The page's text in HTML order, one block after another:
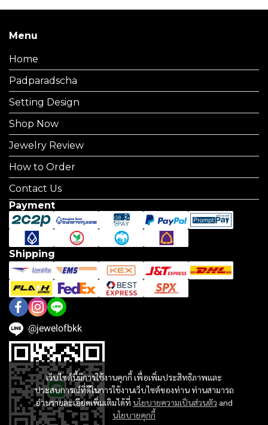
เว็บไซต์นี้มีการใช้งานคุกกี้ เพื่อเพิ่มประสิทธิภาพและ
ประสบการณ์ที่ดีในการใช้งานเว็บไซต์ของท่าน ท่านสามารถ
อ่านรายละเอียดเพิ่มเติมได้ที่ นโยบายความเป็นส่วนตัว and
นโยบายคุกกี้
Menu
Home
Padparadscha
Setting Design
Shop Now
Jewelry Review
How to Order
Contact Us
Payment
Shipping
@jewelofbkk